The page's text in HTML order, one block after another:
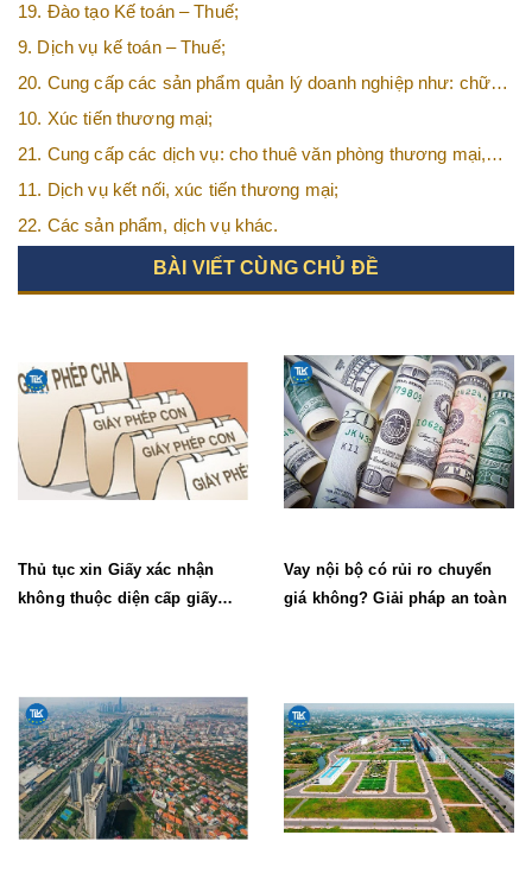
19. Đào tạo Kế toán – Thuế;
9. Dịch vụ kế toán – Thuế;
20. Cung cấp các sản phẩm quản lý doanh nghiệp như: chữ
ký số, hóa đơn điện tử, BHXH,…vv
10. Xúc tiến thương mại;
21. Cung cấp các dịch vụ: cho thuê văn phòng thương mại,
văn phòng ảo, văn phòng chia sẻ…vv
11. Dịch vụ kết nối, xúc tiến thương mại;
22. Các sản phẩm, dịch vụ khác.
BÀI VIẾT CÙNG CHỦ ĐỀ
Thủ tục xin Giấy xác nhận
không thuộc diện cấp giấy
Vay nội bộ có rủi ro chuyển
giá không? Giải pháp an toàn